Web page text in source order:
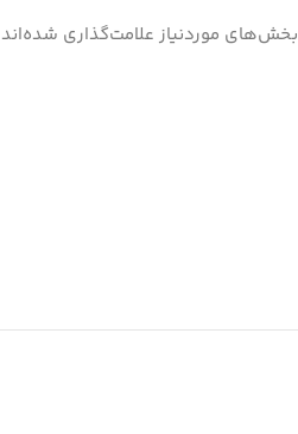
بخش‌های موردنیاز علامت‌گذاری شده‌اند